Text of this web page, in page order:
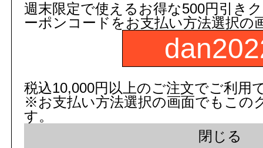
(税込)のご注文
５営業日出荷(メーカー手配品)
商品コード：
108251010101
販売価格
週末限定で使えるお得な500円引き
ーポンコードをお支払い方法選択の
税込10,000円以上のご注文でご利用
※お支払い方法選択の画面でもこの
す。
閉じる